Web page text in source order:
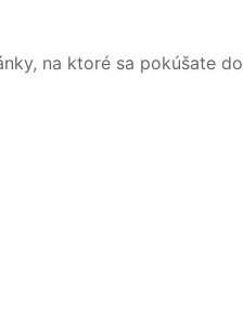
na ktoré sa pokúšate